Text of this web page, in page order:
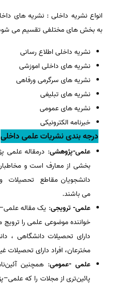
انواع نشریه داخلی : نشریه های
به بخش های مختلفی تقسیم می
نشریه داخلی اطلاع رسانی
نشریه های داخلی اموزشی
نشریه های سرگرمی ورفاهی
نشریه های تبلیغی
نشریه های عمومی
خبرنامه الکترونیکی
درجه بندی نشریات علمی داخلی
علمی-پژوهشی: درمقاله
بخشی از معارف است و مخاطبان
دانشجویان مقاطع تحصیلات
می باشند.
علمی- ترویجی: یک مقاله
خواننده موضوعی علمی را
دارای تحصیلات دانشگاهی ،
مخترعان، افراد دارای تحصیلات
علمی -عمومی: همچنین
پائین‌تری از مجلات را که